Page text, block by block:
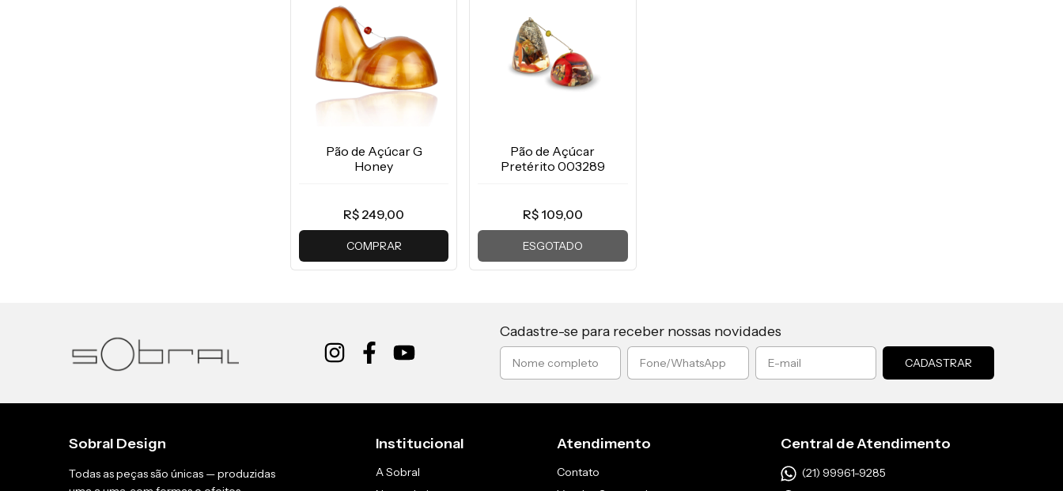
Pão de Açúcar G
Honey
R$ 249,00
COMPRAR
Pão de Açúcar
Pretérito 003289
R$ 109,00
ESGOTADO
Cadastre-se para receber nossas novidades
Sobral Design
Todas as peças são únicas — produzidas
Institucional
A Sobral
Atendimento
Contato
Central de Atendimento
(21) 99961-9285